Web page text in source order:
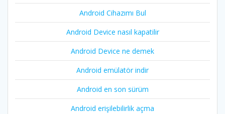
Android Cihazımı Bul
Android Device nasıl kapatilir
Android Device ne demek
Android emülatör indir
Android en son sürüm
Android erişilebilirlik açma